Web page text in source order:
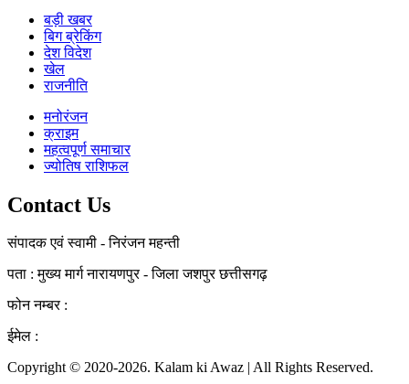
बड़ी खबर
बिग ब्रेकिंग
देश विदेश
खेल
राजनीति
मनोरंजन
क्राइम
महत्वपूर्ण समाचार
ज्योतिष राशिफल
Contact Us
संपादक एवं स्वामी - निरंजन महन्ती
पता : मुख्य मार्ग नारायणपुर - जिला जशपुर छत्तीसगढ़
फोन नम्बर :
ईमेल :
Copyright © 2020-2026. Kalam ki Awaz | All Rights Reserved.